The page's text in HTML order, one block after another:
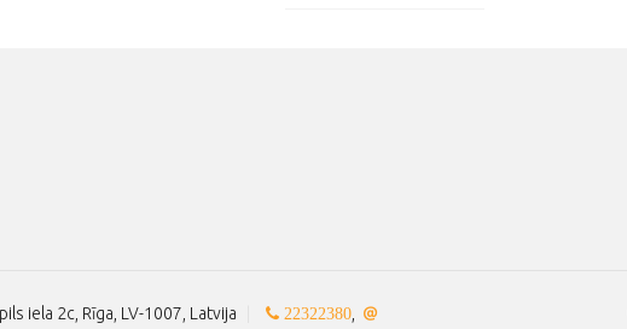
iela 2c, Rīga, LV-1007, Latvija 22322380